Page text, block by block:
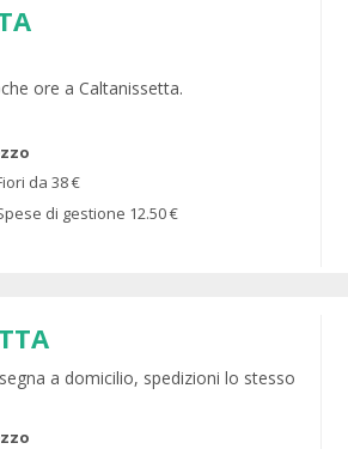
ore a Caltanissetta.
da 38 €
di gestione 12.50 €
a domicilio, spedizioni lo stesso